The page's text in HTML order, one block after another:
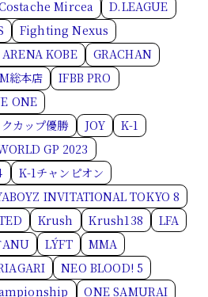
Mircea
D.LEAGUE
Fighting Nexus
KOBE
GRACHAN
総本店
IFBB PRO
ONE
カップ優勝
JOY
K-1
GP 2023
K-1チャンピオン
INVITATIONAL TOKYO 8
Krush Krush138
LFA
LÝFT
MMA
NEO BLOOD! 5
ONE SAMURAI